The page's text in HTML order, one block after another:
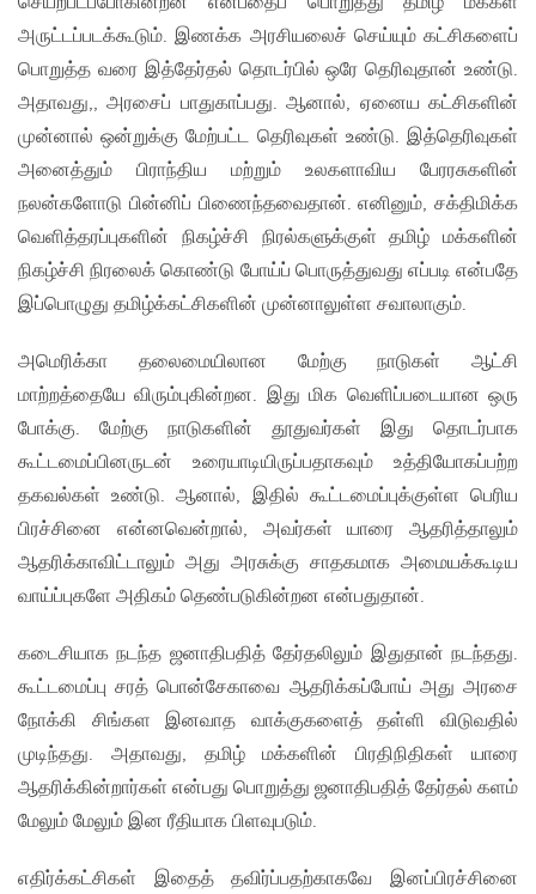
அருட்டப்படக்கூடும். இணக்க அரசியலைச் செய்யும் கட்சிகளைப்
பொறுத்த வரை இத்தேர்தல் தொடர்பில் ஒரே தெரிவுதான் உண்டு.
அதாவது,, அரசைப் பாதுகாப்பது. ஆனால், ஏனைய கட்சிகளின்
முன்னால் ஒன்றுக்கு மேற்பட்ட தெரிவுகள் உண்டு. இத்தெரிவுகள்
அனைத்தும் பிராந்திய மற்றும் உலகளாவிய பேரரசுகளின்
நலன்களோடு பின்னிப் பிணைந்தவைதான். எனினும், சக்திமிக்க
வெளித்தரப்புகளின் நிகழ்ச்சி நிரல்களுக்குள் தமிழ் மக்களின்
நிகழ்ச்சி நிரலைக் கொண்டு போய்ப் பொருத்துவது எப்படி என்பதே
இப்பொழுது தமிழ்க்கட்சிகளின் முன்னாலுள்ள சவாலாகும்.
அமெரிக்கா தலைமையிலான மேற்கு நாடுகள் ஆட்சி
மாற்றத்தையே விரும்புகின்றன. இது மிக வெளிப்படையான ஒரு
போக்கு. மேற்கு நாடுகளின் தூதுவர்கள் இது தொடர்பாக
கூட்டமைப்பினருடன் உரையாடியிருப்பதாகவும் உத்தியோகப்பற்ற
தகவல்கள் உண்டு. ஆனால், இதில் கூட்டமைப்புக்குள்ள பெரிய
பிரச்சினை என்னவென்றால், அவர்கள் யாரை ஆதரித்தாலும்
ஆதரிக்காவிட்டாலும் அது அரசுக்கு சாதகமாக அமையக்கூடிய
வாய்ப்புகளே அதிகம் தெண்படுகின்றன என்பதுதான்.
கடைசியாக நடந்த ஜனாதிபதித் தேர்தலிலும் இதுதான் நடந்தது.
கூட்டமைப்பு சரத் பொன்சேகாவை ஆதரிக்கப்போய் அது அரசை
நோக்கி சிங்கள இனவாத வாக்குகளைத் தள்ளி விடுவதில்
முடிந்தது. அதாவது, தமிழ் மக்களின் பிரதிநிதிகள் யாரை
ஆதரிக்கின்றார்கள் என்பது பொறுத்து ஜனாதிபதித் தேர்தல் களம்
மேலும் மேலும் இன ரீதியாக பிளவுபடும்.
எதிர்க்கட்சிகள் இதைத் தவிர்ப்பதற்காகவே இனப்பிரச்சினை